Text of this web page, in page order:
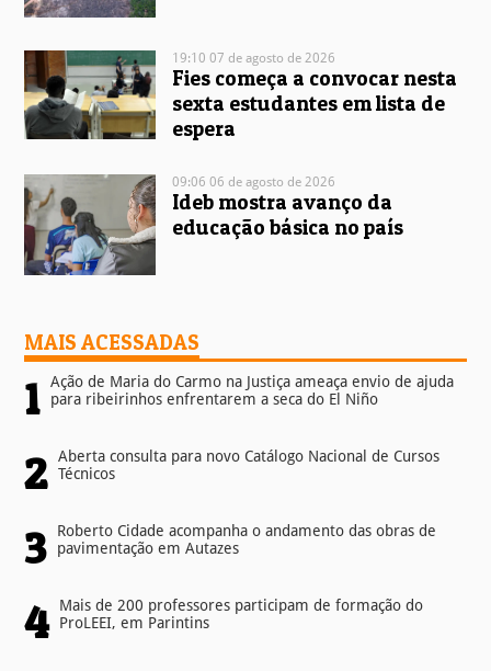
19:10 07 de agosto de 2026
Fies começa a convocar nesta
sexta estudantes em lista de
espera
09:06 06 de agosto de 2026
Ideb mostra avanço da
educação básica no país
MAIS ACESSADAS
1
Ação de Maria do Carmo na Justiça ameaça envio de ajuda
para ribeirinhos enfrentarem a seca do El Niño
2
Aberta consulta para novo Catálogo Nacional de Cursos
Técnicos
3
Roberto Cidade acompanha o andamento das obras de
pavimentação em Autazes
4
Mais de 200 professores participam de formação do
ProLEEI, em Parintins